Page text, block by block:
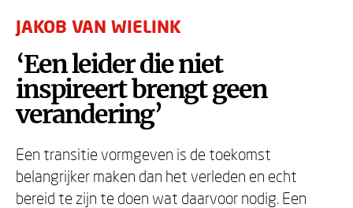
JAKOB VAN WIELINK
‘Een leider die niet
inspireert brengt geen
verandering’
Een transitie vormgeven is de toekomst
belangrijker maken dan het verleden en echt
bereid te zijn te doen wat daarvoor nodig. Een